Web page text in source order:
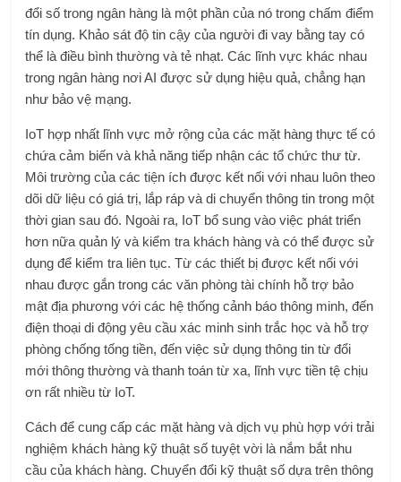
đổi số trong ngân hàng là một phần của nó trong chấm điểm
tín dụng. Khảo sát độ tin cậy của người đi vay bằng tay có
thể là điều bình thường và tẻ nhạt. Các lĩnh vực khác nhau
trong ngân hàng nơi AI được sử dụng hiệu quả, chẳng hạn
như bảo vệ mạng.
IoT hợp nhất lĩnh vực mở rộng của các mặt hàng thực tế có
chứa cảm biến và khả năng tiếp nhận các tổ chức thư từ.
Môi trường của các tiện ích được kết nối với nhau luôn theo
dõi dữ liệu có giá trị, lắp ráp và di chuyển thông tin trong một
thời gian sau đó. Ngoài ra, IoT bổ sung vào việc phát triển
hơn nữa quản lý và kiểm tra khách hàng và có thể được sử
dụng để kiểm tra liên tục. Từ các thiết bị được kết nối với
nhau được gắn trong các văn phòng tài chính hỗ trợ bảo
mật địa phương với các hệ thống cảnh báo thông minh, đến
điện thoại di động yêu cầu xác minh sinh trắc học và hỗ trợ
phòng chống tống tiền, đến việc sử dụng thông tin từ đổi
mới thông thường và thanh toán từ xa, lĩnh vực tiền tệ chịu
ơn rất nhiều từ IoT.
Cách để cung cấp các mặt hàng và dịch vụ phù hợp với trải
nghiệm khách hàng kỹ thuật số tuyệt vời là nắm bắt nhu
cầu của khách hàng. Chuyển đổi kỹ thuật số dựa trên thông